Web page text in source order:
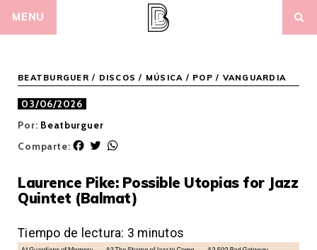
MENU
BEATBURGUER / DISCOS / MÚSICA / POP / VANGUARDIA
03/06/2026
Por: Beatburguer
Comparte:
F
e
b
o
k
T
t
t
r
t
s
p
p
Laurence Pike: Possible Utopias for Jazz
Quintet (Balmat)
Tiempo de lectura: 3 minutos